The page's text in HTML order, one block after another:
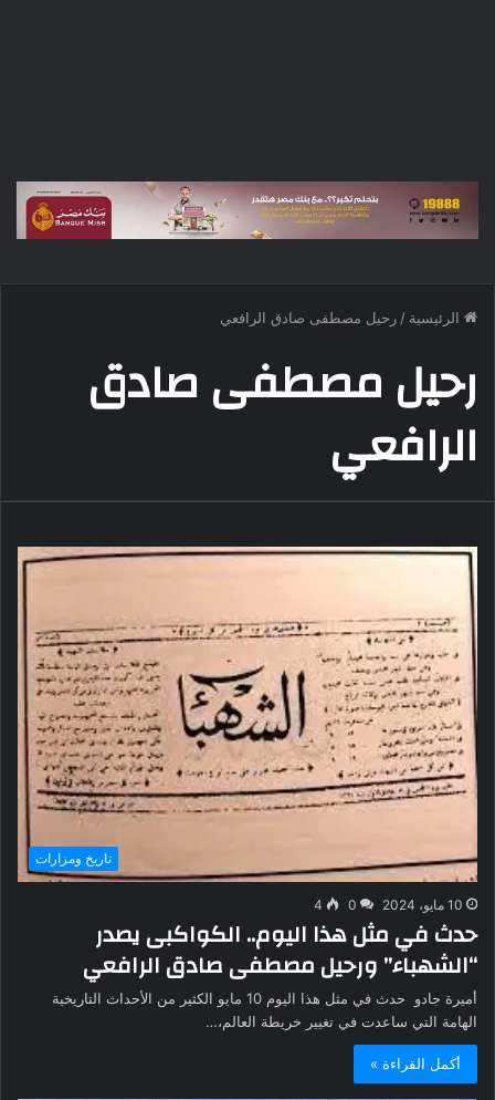
الرئيسية / رحيل مصطفى صادق الرافعي
رحيل مصطفى صادق
الرافعي
تاريخ ومزارات
10 مايو، 2024 0
4
حدث في مثل هذا اليوم.. الكواكبى يصدر
“الشهباء” ورحيل مصطفى صادق الرافعي
أميرة جادو حدث في مثل هذا اليوم 10 مايو الكثير من الأحداث التاريخية
الهامة التي ساعدت في تغيير خريطة العالم،…
أكمل القراءة »